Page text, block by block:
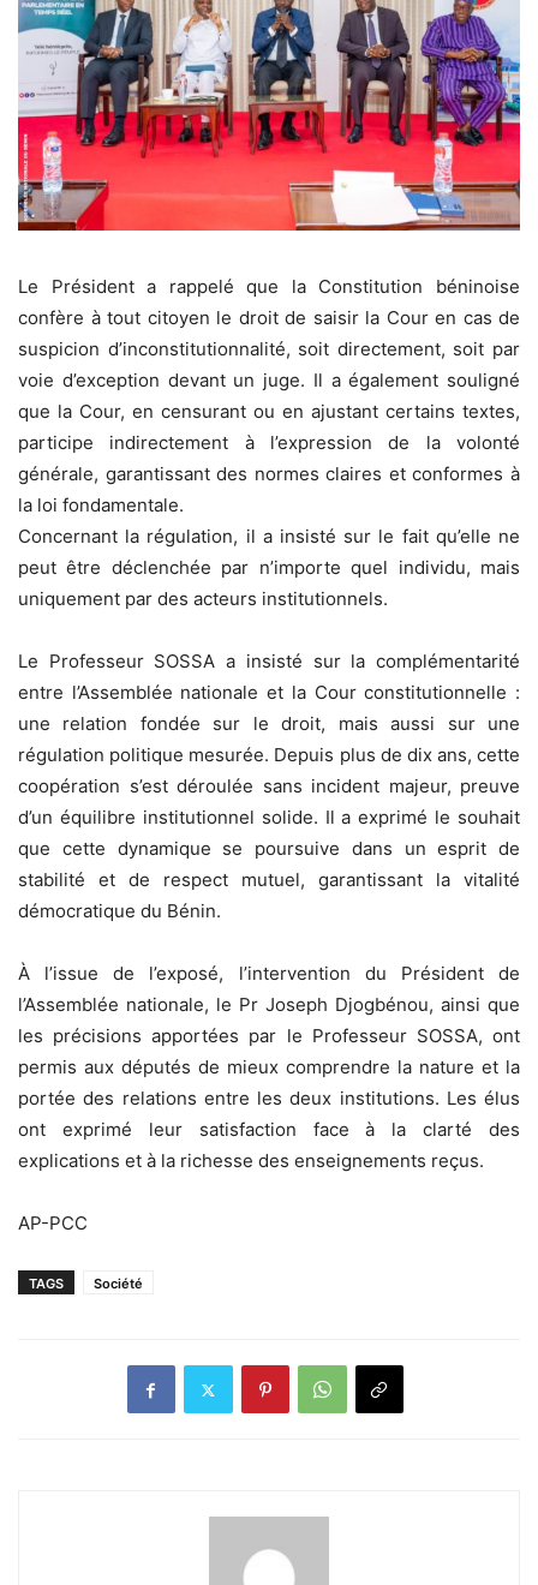
Le Président a rappelé que la Constitution béninoise
confère à tout citoyen le droit de saisir la Cour en cas de
suspicion d’inconstitutionnalité, soit directement, soit par
voie d’exception devant un juge. Il a également souligné
que la Cour, en censurant ou en ajustant certains textes,
participe indirectement à l’expression de la volonté
générale, garantissant des normes claires et conformes à
la loi fondamentale.
Concernant la régulation, il a insisté sur le fait qu’elle ne
peut être déclenchée par n’importe quel individu, mais
uniquement par des acteurs institutionnels.
Le Professeur SOSSA a insisté sur la complémentarité
entre l’Assemblée nationale et la Cour constitutionnelle :
une relation fondée sur le droit, mais aussi sur une
régulation politique mesurée. Depuis plus de dix ans, cette
coopération s’est déroulée sans incident majeur, preuve
d’un équilibre institutionnel solide. Il a exprimé le souhait
que cette dynamique se poursuive dans un esprit de
stabilité et de respect mutuel, garantissant la vitalité
démocratique du Bénin.
À l’issue de l’exposé, l’intervention du Président de
l’Assemblée nationale, le Pr Joseph Djogbénou, ainsi que
les précisions apportées par le Professeur SOSSA, ont
permis aux députés de mieux comprendre la nature et la
portée des relations entre les deux institutions. Les élus
ont exprimé leur satisfaction face à la clarté des
explications et à la richesse des enseignements reçus.
AP-PCC
TAGS Société